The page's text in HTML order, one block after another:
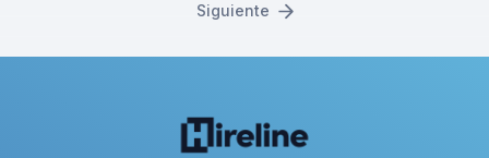
Siguiente